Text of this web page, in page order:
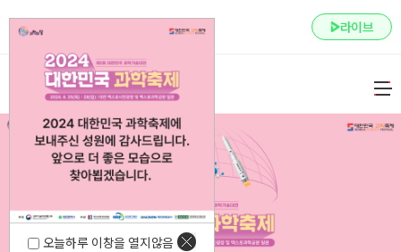
오늘하루 이창을 열지않음
라이브